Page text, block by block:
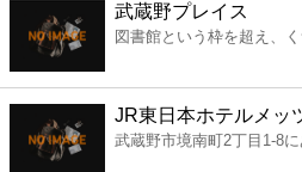
エンタメ
レジャー
書店
武蔵野プレイス
図書館という枠を超え、
JR東日本ホテルメッ
武蔵野市境南町2丁目1-8